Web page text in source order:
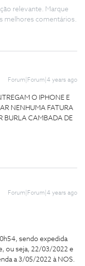
relevante. Marque
melhores comentários.
Forum|Forum|4 years ago
O IPHONE E
NENHUMA FATURA
BURLA CAMBADA DE
Forum|Forum|4 years ago
sendo expedida
ou seja, 22/03/2022 e
a 3/05/2022 à NOS.